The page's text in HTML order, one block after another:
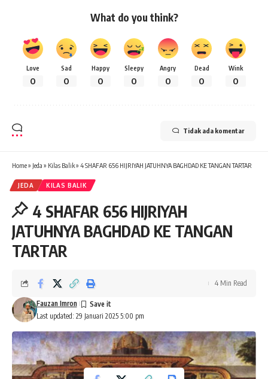
What do you think?
Love
0
Sad
0
Happy
0
Sleepy
0
Angry
0
Dead
0
Wink
0
Tidak ada komentar
Home» Jeda » Kilas Balik» 4 SHAFAR 656 HIJRIYAH JATUHNYA BAGHDAD KE TANGAN TARTAR
JEDA KILAS BALIK
4 SHAFAR 656 HIJRIYAH
JATUHNYA BAGHDAD KE TANGAN
TARTAR
Last updated: 29 Januari 2025 5:00 pm
Fauzan Imron
4 Min Read